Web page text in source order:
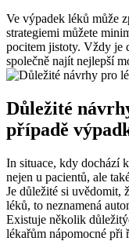
Ve výpadek léků může
strategiemi můžete
pocitem jistoty. Vždy je
společně najít nejlepší
Důležité
případě
In situace, kdy dochází
nejen u pacientů, ale
Je důležité si uvědomit,
léků, to neznamená
Existuje několik
lékařům nápomocné při